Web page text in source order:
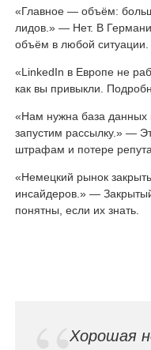
«Главное — объём:
лидов.» — Нет. В
объём в любой ситуации.
«LinkedIn в Европе не
как вы привыкли.
«Нам нужна база
запустим рассылку.» —
штрафам и потере
«Немецкий рынок
инсайдеров.» —
понятны, если их знать.
Хорошая